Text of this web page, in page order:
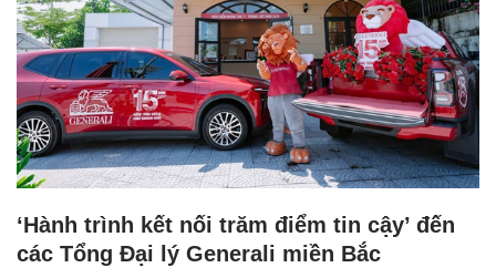
‘Hành trình kết nối trăm điểm tin cậy’ đến
các Tổng Đại lý Generali miền Bắc